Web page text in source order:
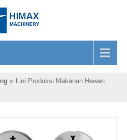
» Lini Produksi Makanan Hewan